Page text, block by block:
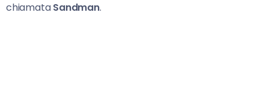
chiamataSandman.